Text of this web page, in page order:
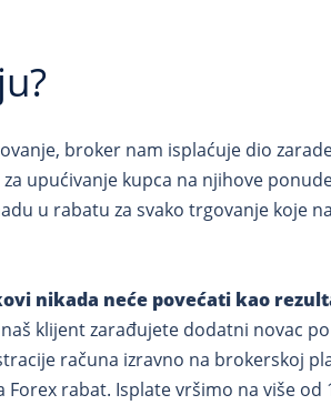
broker nam isplaćuje dio
upućivanje kupca na njihove
u rabatu za svako trgovanje koje
nikada neće povećati kao
klijent zarađujete dodatni novac po
računa izravno na brokerskoj
rabat. Isplate vršimo na više od